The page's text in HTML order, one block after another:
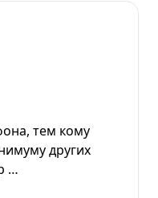
тем кому
других
…